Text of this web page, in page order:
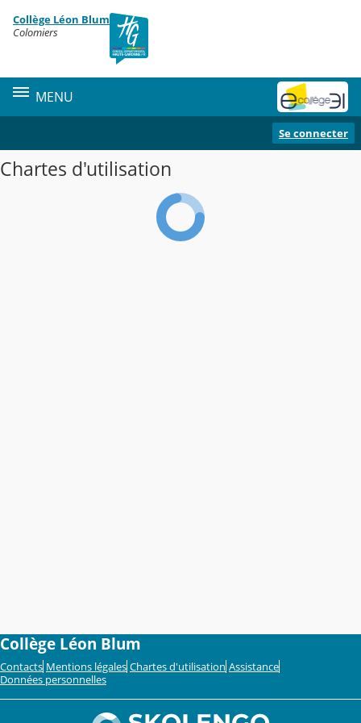
Contenu
Collège Léon Blum
Colomiers
MENU
Se connecter
Chartes d'utilisation
Collège Léon Blum
Contacts Mentions légales Chartes d'utilisation Assistance
Données personnelles